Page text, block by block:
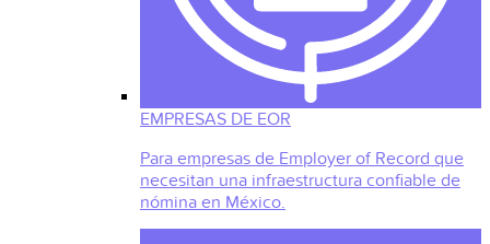
EMPRESAS DE EOR
Para empresas de Employer of Record que
necesitan una infraestructura confiable de
nómina en México.